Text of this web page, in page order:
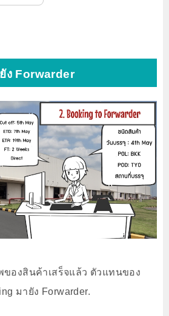
ง Forwarder
องสินค้าเสร็จแล้ว ตัวแทนของ
มายัง Forwarder.